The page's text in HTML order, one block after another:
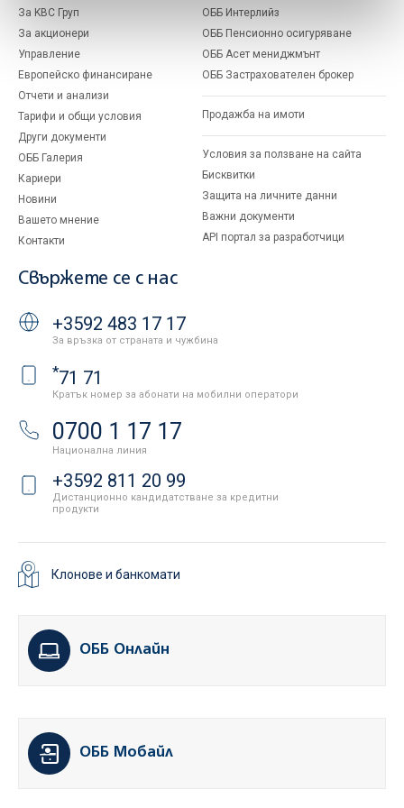
За KBC Груп
За акционери
Управление
Европейско финансиране
Отчети и анализи
Тарифи и общи условия
Други документи
ОББ Галерия
Кариери
Новини
Вашето мнение
Контакти
ОББ Интерлийз
ОББ Пенсионно осигуряване
ОББ Асет мениджмънт
ОББ Застрахователен брокер
Продажба на имоти
Условия за ползване на сайта
Бисквитки
Защита на личните данни
Важни документи
API портал за разработчици
Свържете се с нас
+3592 483 17 17
За връзка от страната и чужбина
*71 71
Кратък номер за абонати на мобилни оператори
0700 1 17 17
Национална линия
+3592 811 20 99
Дистанционно кандидатстване за кредитни
продукти
Клонове и банкомати
ОББ Онлайн
ОББ Мобайл